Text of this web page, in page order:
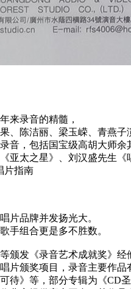
来录音的精髓，
、陈洁丽、梁玉嵘、青燕子
音，包括国宝级高胡大师
亚太之星》、刘汉盛先生《
片指南
片品牌并发扬光大。
手组合更是多不胜数。
颁发《录音艺术成就奖》
片颁奖项目，录音主要作品
待》等，部分专辑为《CD